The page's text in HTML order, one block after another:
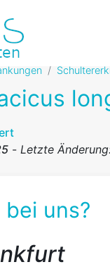
- Letzte
bei uns?